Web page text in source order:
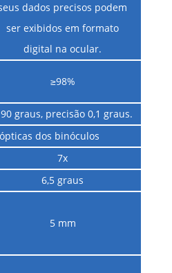
dados precisos podem
ser exibidos em formato
digital na ocular.
≥98%
graus, precisão 0,1 graus.
dos binóculos
7x
6,5 graus
5 mm